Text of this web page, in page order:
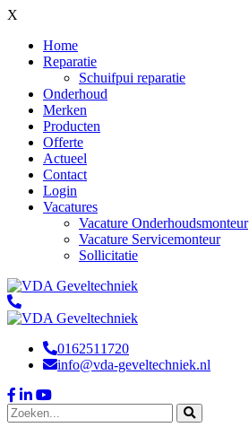
X
Home
Reparatie
Schuifpui reparatie
Onderhoud
Merken
Producten
Offerte
Actueel
Contact
Login
Vacatures
Vacature Onderhoudsmonteur
Vacature Servicemonteur
Sollicitatie
0162511720
info@vda-geveltechniek.nl